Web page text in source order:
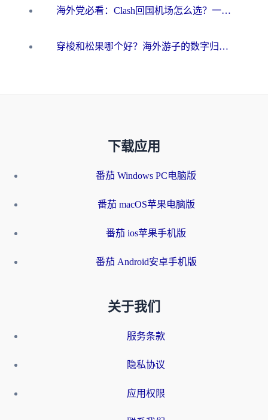
海外党必看：Clash回国机场怎么选？一篇搞定无缝访问国内资源的全攻略
穿梭和松果哪个好？海外游子的数字归乡路，到底该怎么选
下载应用
番茄 Windows PC电脑版
番茄 macOS苹果电脑版
番茄 ios苹果手机版
番茄 Android安卓手机版
关于我们
服务条款
隐私协议
应用权限